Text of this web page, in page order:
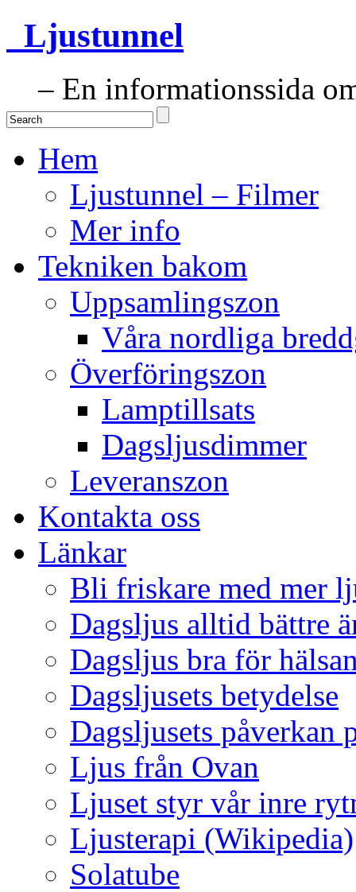
Ljustunnel
– En informationssida
Hem
Ljustunnel – Filmer
Mer info
Tekniken bakom
Uppsamlingszon
Våra nordliga
Överföringszon
Lamptillsats
Dagsljusdimmer
Leveranszon
Kontakta oss
Länkar
Bli friskare med mer
Dagsljus alltid bättre
Dagsljus bra för
Dagsljusets betydelse
Dagsljusets påverkan
Ljus från Ovan
Ljuset styr vår inre
Ljusterapi (Wikipedia)
Solatube